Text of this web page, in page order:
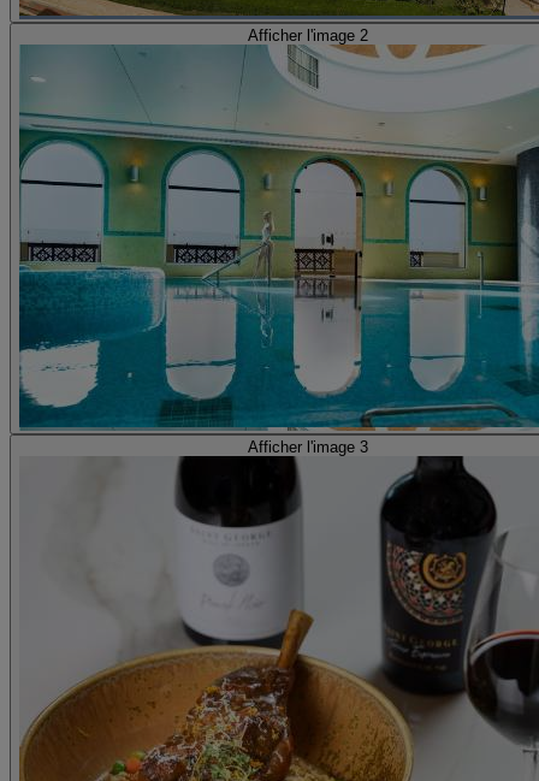
Afficher l'image 2
Afficher l'image 3